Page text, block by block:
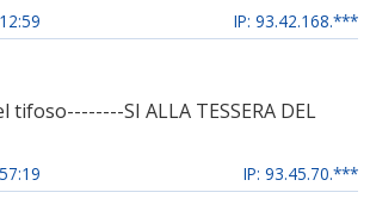
IP: 93.42.168.***
tifoso--------SI ALLA TESSERA DEL
IP: 93.45.70.***